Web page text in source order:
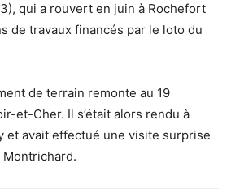
qui a rouvert en juin à Rochefort
de travaux financés par le loto du
de terrain remonte au 19
et-Cher. Il s’était alors rendu à
et avait effectué une visite surprise
Montrichard.